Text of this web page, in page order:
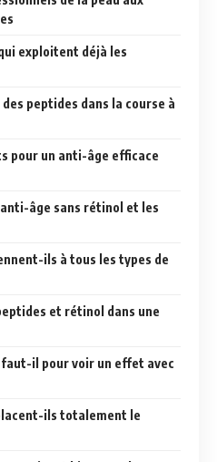
exploitent déjà les
peptides dans la course à
pour un anti-âge efficace
âge sans rétinol et les
ils à tous les types de
et rétinol dans une
faut-il pour voir un effet avec
ils totalement le